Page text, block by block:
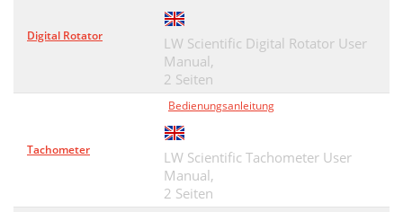
Digital Rotator
LW Scientific Digital Rotator User
Manual,
2 Seiten
Tachometer
Bedienungsanleitung
LW Scientific Tachometer User
Manual,
2 Seiten